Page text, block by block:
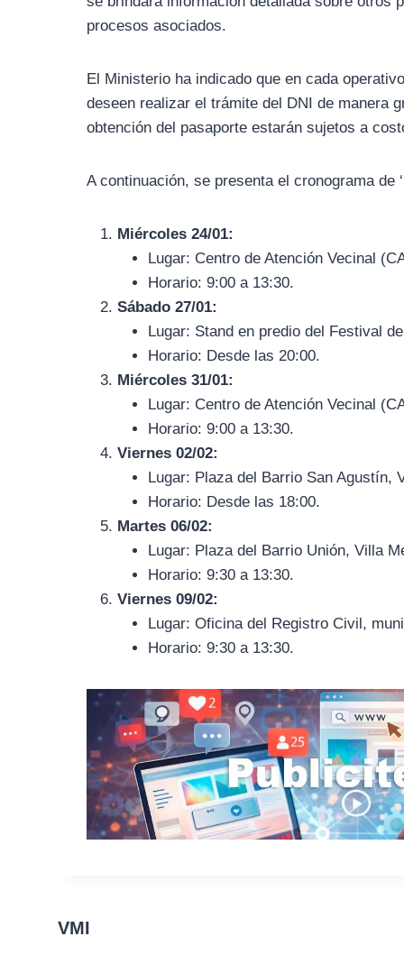
procesos asociados.
El Ministerio ha indicado que en cada
deseen realizar el trámite del DNI de manera
obtención del pasaporte estarán sujetos a
A continuación, se presenta el cronograma de
Miércoles 24/01:
Lugar: Centro de Atención Vecinal
Horario: 9:00 a 13:30.
Sábado 27/01:
Lugar: Stand en predio del Festival
Horario: Desde las 20:00.
Miércoles 31/01:
Lugar: Centro de Atención Vecinal
Horario: 9:00 a 13:30.
Viernes 02/02:
Lugar: Plaza del Barrio San Agustín,
Horario: Desde las 18:00.
Martes 06/02:
Lugar: Plaza del Barrio Unión, Villa
Horario: 9:30 a 13:30.
Viernes 09/02:
Lugar: Oficina del Registro Civil,
Horario: 9:30 a 13:30.
VMI